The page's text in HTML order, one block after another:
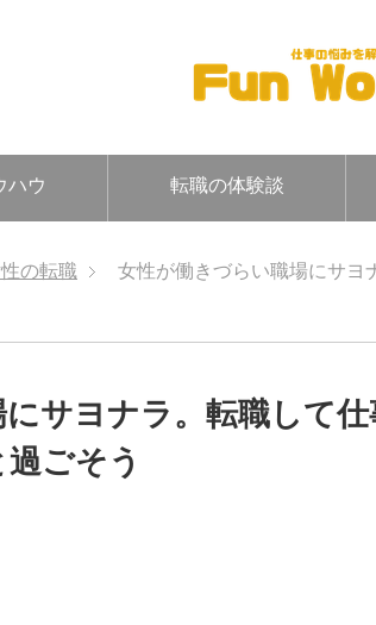
ハウ 転職の体験談
の転職 女性が働きづらい職場にサヨ
サヨナラ。転職して仕
ごそう